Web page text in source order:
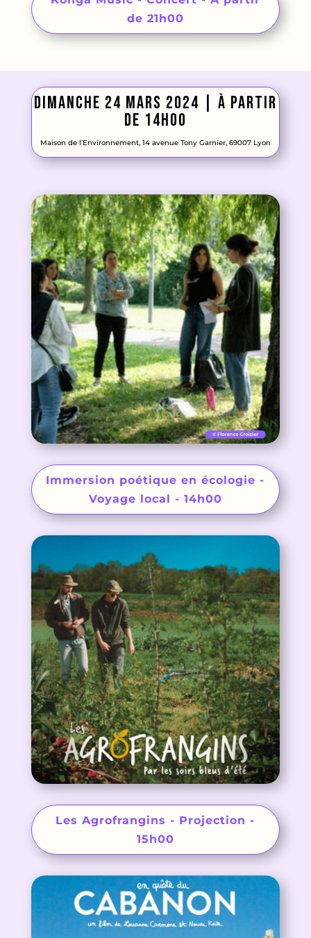
de 21h00
Dimanche 24 mars 2024 | À partir
de 14h00
Maison de l’Environnement, 14 avenue Tony Garnier, 69007 Lyon
Immersion poétique en écologie -
Voyage local - 14h00
Les Agrofrangins - Projection -
15h00